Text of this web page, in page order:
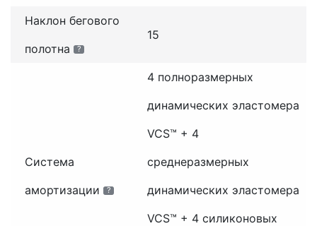
Наклон бегового
полотна
?
15
Система
амортизации
?
4 полноразмерных
динамических эластомера
VCS™ + 4
среднеразмерных
динамических эластомера
VCS™ + 4 силиконовых